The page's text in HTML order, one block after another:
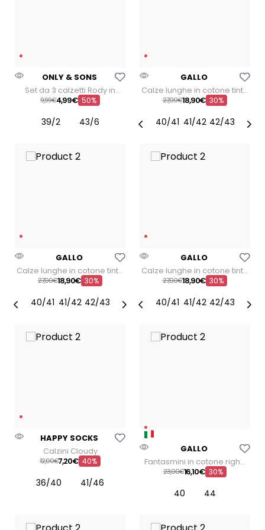
ONLY & SONS Aggiungi Alla Lista Dei Desideri
Set da 3 calzetti Rody in
cotone
999€4,99€ 50%
39/2 43/6
GALLO Aggiungi Alla Lista
Calze lunghe in cotone tinta
unita
2700€18,90€ 30%
40/41 41/42 42/43
GALLO Aggiungi Alla Lista Dei Desideri
Calze lunghe in cotone tinta
unita
2700€18,90€ 30%
40/41 41/42 42/43
GALLO Aggiungi Alla Lista
Calze lunghe in cotone tinta
unita
2700€18,90€ 30%
40/41 41/42 42/43
HAPPY SOCKS Aggiungi Alla Lista Dei Desideri
Calzini Cloudy
1200€7,20€ 40%
36/40 41/46
GALLO Aggiungi Alla Lista
Fantasmini in cotone righe
multicolor
2300€16,10€ 30%
40 44